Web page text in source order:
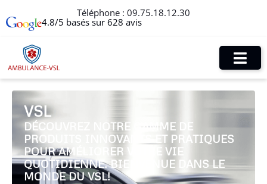
Téléphone : 09.75.18.12.30
4.8/5 basés sur 628 avis
VSL
DÉCOUVREZ NOTRE GAMME DE
PRODUITS INNOVANTS ET PRATIQUES
POUR AMÉLIORER VOTRE VIE
QUOTIDIENNE. BIENVENUE DANS LE
MONDE DU VSL!